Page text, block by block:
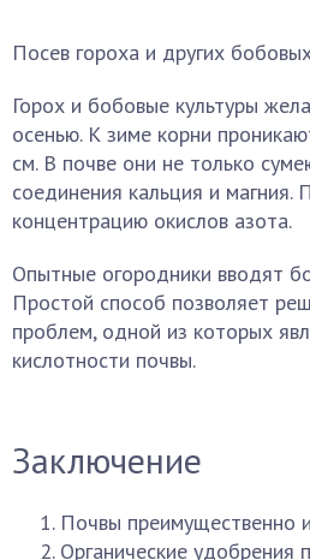
Посев гороха и других
Горох и бобовые культуры
осенью. К зиме корни
см. В почве они не только
соединения кальция и магния.
концентрацию окислов азота.
Опытные огородники вводят
Простой способ позволяет
проблем, одной из которых
кислотности почвы.
Заключение
Почвы преимущественно
Органические